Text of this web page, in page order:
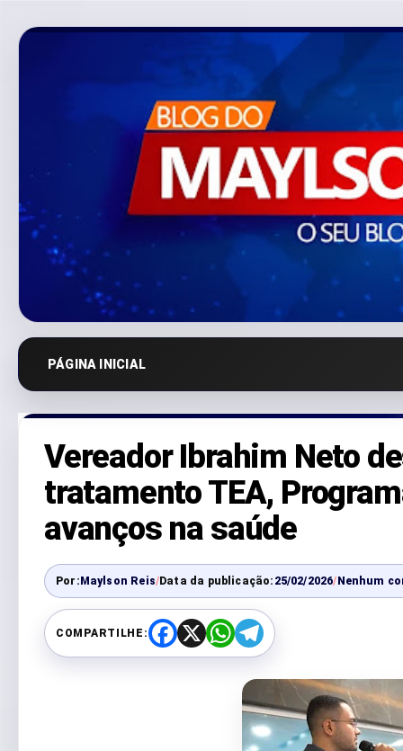
PÁGINA INICIAL
Vereador Ibrahim Neto
tratamento TEA,
avanços na saúde
Por:Maylson Reis/Data da publicação: 25/02/2026/Nenhum
COMPARTILHE:
F
a
X
W
h
T
e
e
g
r
a
m